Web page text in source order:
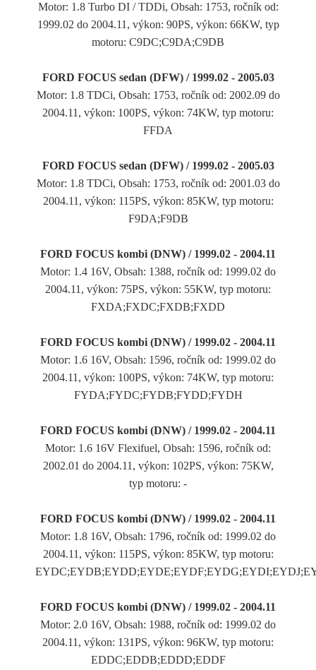
Motor: 1.8 Turbo DI / TDDi, Obsah: 1753, ročník od:
1999.02 do 2004.11, výkon: 90PS, výkon: 66KW, typ
motoru: C9DC;C9DA;C9DB
FORD FOCUS sedan (DFW) / 1999.02 - 2005.03
Motor: 1.8 TDCi, Obsah: 1753, ročník od: 2002.09 do
2004.11, výkon: 100PS, výkon: 74KW, typ motoru:
FFDA
FORD FOCUS sedan (DFW) / 1999.02 - 2005.03
Motor: 1.8 TDCi, Obsah: 1753, ročník od: 2001.03 do
2004.11, výkon: 115PS, výkon: 85KW, typ motoru:
F9DA;F9DB
FORD FOCUS kombi (DNW) / 1999.02 - 2004.11
Motor: 1.4 16V, Obsah: 1388, ročník od: 1999.02 do
2004.11, výkon: 75PS, výkon: 55KW, typ motoru:
FXDA;FXDC;FXDB;FXDD
FORD FOCUS kombi (DNW) / 1999.02 - 2004.11
Motor: 1.6 16V, Obsah: 1596, ročník od: 1999.02 do
2004.11, výkon: 100PS, výkon: 74KW, typ motoru:
FYDA;FYDC;FYDB;FYDD;FYDH
FORD FOCUS kombi (DNW) / 1999.02 - 2004.11
Motor: 1.6 16V Flexifuel, Obsah: 1596, ročník od:
2002.01 do 2004.11, výkon: 102PS, výkon: 75KW,
typ motoru: -
FORD FOCUS kombi (DNW) / 1999.02 - 2004.11
Motor: 1.8 16V, Obsah: 1796, ročník od: 1999.02 do
2004.11, výkon: 115PS, výkon: 85KW, typ motoru:
FORD FOCUS kombi (DNW) / 1999.02 - 2004.11
Motor: 2.0 16V, Obsah: 1988, ročník od: 1999.02 do
2004.11, výkon: 131PS, výkon: 96KW, typ motoru:
EDDC;EDDB;EDDD;EDDF